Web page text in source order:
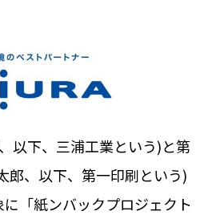
以下、三浦工業という)と第
、以下、第一印刷という)
「紙ンバックプロジェクト